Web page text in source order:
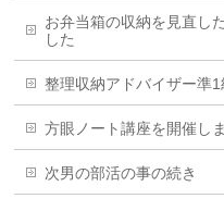
お弁当箱の収納を見直し
した
整理収納アドバイザー準
方眼ノート講座を開催し
次男の部活の事の続き